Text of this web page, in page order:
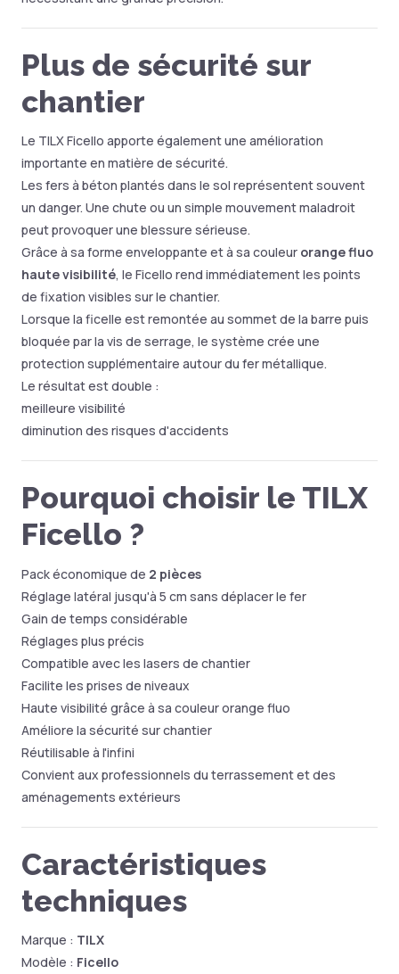
Plus de sécurité sur
chantier
Le TILX Ficello apporte également une amélioration
importante en matière de sécurité.
Les fers à béton plantés dans le sol représentent souvent
un danger. Une chute ou un simple mouvement maladroit
peut provoquer une blessure sérieuse.
Grâce à sa forme enveloppante et à sa couleur orange fluo
haute visibilité, le Ficello rend immédiatement les points
de fixation visibles sur le chantier.
Lorsque la ficelle est remontée au sommet de la barre puis
bloquée par la vis de serrage, le système crée une
protection supplémentaire autour du fer métallique.
Le résultat est double :
meilleure visibilité
diminution des risques d'accidents
Pourquoi choisir le TILX
Ficello ?
Pack économique de 2 pièces
Réglage latéral jusqu'à 5 cm sans déplacer le fer
Gain de temps considérable
Réglages plus précis
Compatible avec les lasers de chantier
Facilite les prises de niveaux
Haute visibilité grâce à sa couleur orange fluo
Améliore la sécurité sur chantier
Réutilisable à l'infini
Convient aux professionnels du terrassement et des
aménagements extérieurs
Caractéristiques
techniques
Marque : TILX
Modèle : Ficello